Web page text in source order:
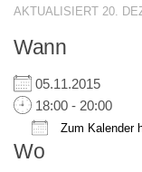
AKTUALISIERT 20.
Wann
05.11.2015
18:00 - 20:00
Zum Kalender
Wo